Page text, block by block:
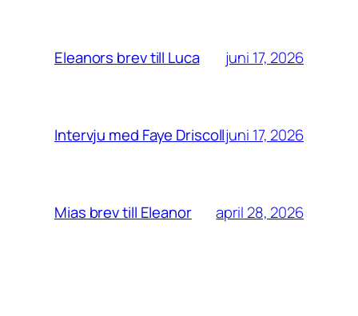
Eleanors brev till Luca juni 17, 2026
Intervju med Faye Driscolljuni 17, 2026
Mias brev till Eleanor april 28, 2026